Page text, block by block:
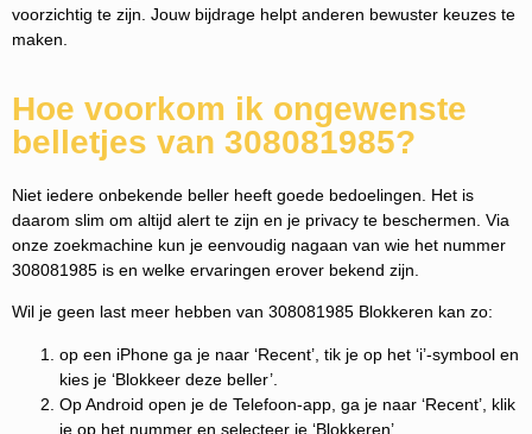
voorzichtig te zijn. Jouw bijdrage helpt anderen bewuster keuzes te
maken.
Hoe voorkom ik ongewenste
belletjes van 308081985?
Niet iedere onbekende beller heeft goede bedoelingen. Het is
daarom slim om altijd alert te zijn en je privacy te beschermen. Via
onze zoekmachine kun je eenvoudig nagaan van wie het nummer
308081985 is en welke ervaringen erover bekend zijn.
Wil je geen last meer hebben van 308081985 Blokkeren kan zo:
op een iPhone ga je naar ‘Recent’, tik je op het ‘i’-symbool en
kies je ‘Blokkeer deze beller’.
Op Android open je de Telefoon-app, ga je naar ‘Recent’, klik
je op het nummer en selecteer je ‘Blokkeren’.